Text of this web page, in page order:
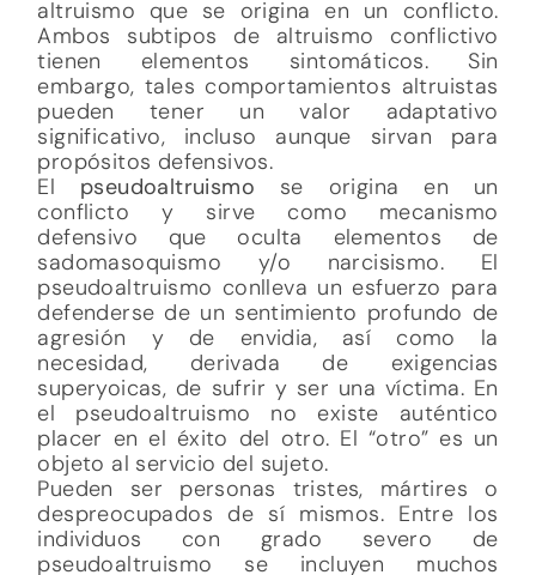
altruismo que se origina en un conflicto.
Ambos subtipos de altruismo conflictivo
tienen elementos sintomáticos. Sin
embargo, tales comportamientos altruistas
pueden tener un valor adaptativo
significativo, incluso aunque sirvan para
propósitos defensivos.
El pseudoaltruismo se origina en un
conflicto y sirve como mecanismo
defensivo que oculta elementos de
sadomasoquismo y/o narcisismo. El
pseudoaltruismo conlleva un esfuerzo para
defenderse de un sentimiento profundo de
agresión y de envidia, así como la
necesidad, derivada de exigencias
superyoicas, de sufrir y ser una víctima. En
el pseudoaltruismo no existe auténtico
placer en el éxito del otro. El “otro” es un
objeto al servicio del sujeto.
Pueden ser personas tristes, mártires o
despreocupados de sí mismos. Entre los
individuos con grado severo de
pseudoaltruismo se incluyen muchos